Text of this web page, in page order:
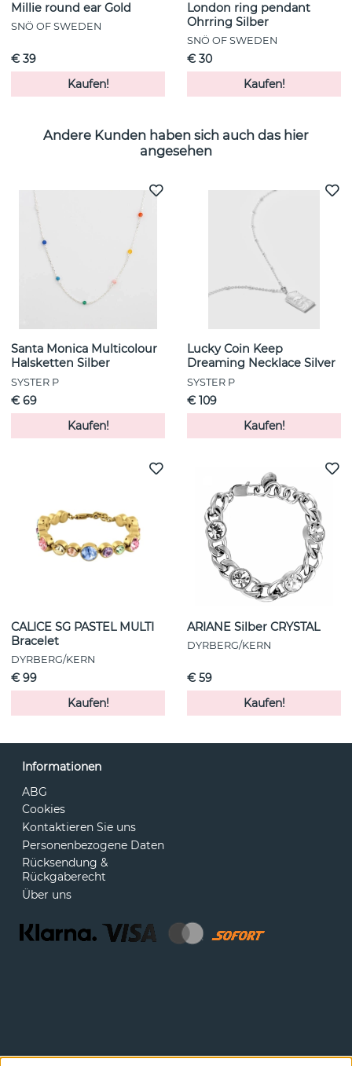
Millie round ear Gold
SNÖ OF SWEDEN
€ 39
Kaufen!
London ring pendant
Ohrring Silber
SNÖ OF SWEDEN
€ 30
Kaufen!
Andere Kunden haben sich auch das hier
angesehen
Santa Monica Multicolour
Halsketten Silber
SYSTER P
€ 69
Kaufen!
Lucky Coin Keep
Dreaming Necklace Silver
SYSTER P
€ 109
Kaufen!
CALICE SG PASTEL MULTI
Bracelet
DYRBERG/KERN
€ 99
Kaufen!
ARIANE Silber CRYSTAL
DYRBERG/KERN
€ 59
Kaufen!
Informationen
ABG
Cookies
Kontaktieren Sie uns
Personenbezogene Daten
Rücksendung &
Rückgaberecht
Über uns